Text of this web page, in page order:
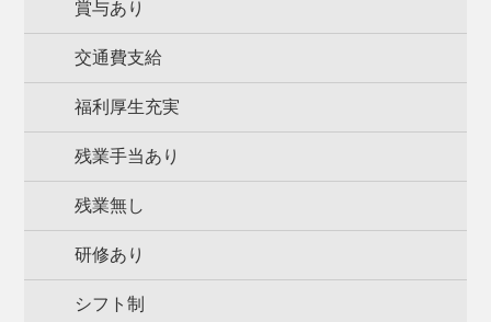
賞与あり
交通費支給
福利厚生充実
残業手当あり
残業無し
研修あり
シフト制